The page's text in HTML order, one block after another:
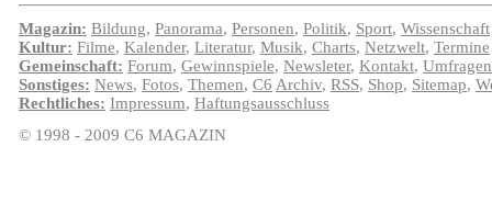
Magazin: Bildung, Panorama, Personen, Politik, Sport, Wissenschaft
Kultur: Filme, Kalender, Literatur, Musik, Charts, Netzwelt, Termine
Gemeinschaft: Forum, Gewinnspiele, Newsleter, Kontakt, Umfragen
Sonstiges: News, Fotos, Themen, C6 Archiv, RSS, Shop, Sitemap,
Rechtliches: Impressum, Haftungsausschluss
© 1998 - 2009 C6 MAGAZIN